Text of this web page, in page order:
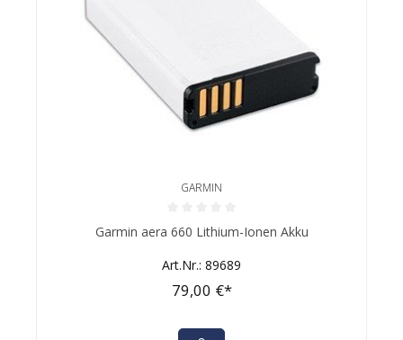
GARMIN
Durchschnittliche Bewertung von 0 von 5 Sternen
Garmin aera 660 Lithium-Ionen Akku
Art.Nr.: 89689
79,00 €*